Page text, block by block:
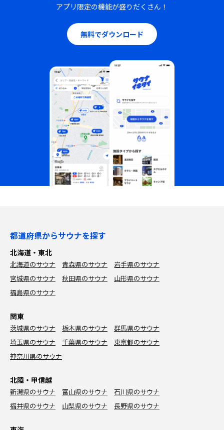
アプリ限定の機能が盛りだくさん！
無料でダウンロード
都道府県からサウナを探す
北海道・東北
北海道のサウナ 青森県のサウナ
岩手県のサウナ
宮城県のサウナ
秋田県のサウナ
山形県のサウナ
福島県のサウナ
関東
茨城県のサウナ 栃木県のサウナ
群馬県のサウナ
埼玉県のサウナ
千葉県のサウナ
東京都のサウナ
神奈川県のサウナ
北陸・甲信越
新潟県のサウナ 富山県のサウナ
石川県のサウナ
福井県のサウナ
山梨県のサウナ 長野県のサウナ